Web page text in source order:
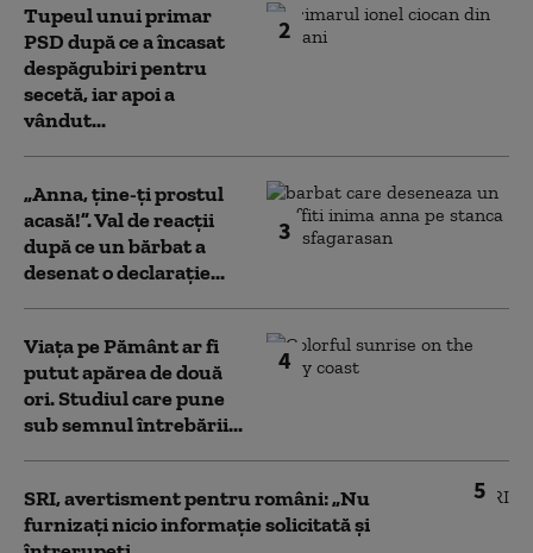
2
Tupeul unui primar
PSD după ce a încasat
despăgubiri pentru
secetă, iar apoi a
vândut...
3
„Anna, ţine-ţi prostul
acasă!”. Val de reacții
după ce un bărbat a
desenat o declarație...
4
Viața pe Pământ ar fi
putut apărea de două
ori. Studiul care pune
sub semnul întrebării...
5
SRI, avertisment pentru români: „Nu
furnizați nicio informație solicitată și